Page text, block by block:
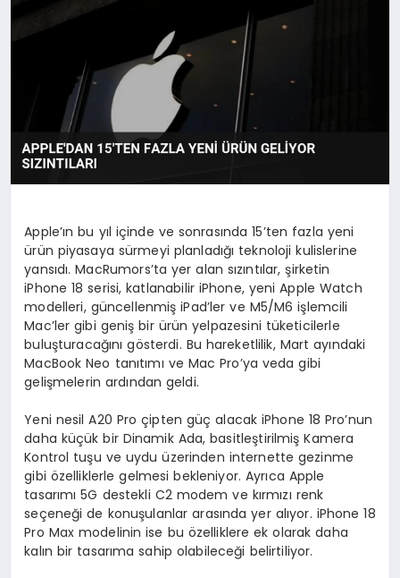
TEKNOLOJI
Apple’ın bu yıl içinde ve sonrasında 15’ten fazla yeni
ürün piyasaya sürmeyi planladığı teknoloji kulislerine
yansıdı. MacRumors’ta yer alan sızıntılar, şirketin
iPhone 18 serisi, katlanabilir iPhone, yeni Apple Watch
modelleri, güncellenmiş iPad’ler ve M5/M6 işlemcili
Mac’ler gibi geniş bir ürün yelpazesini tüketicilerle
buluşturacağını gösterdi. Bu hareketlilik, Mart ayındaki
MacBook Neo tanıtımı ve Mac Pro’ya veda gibi
gelişmelerin ardından geldi.
Yeni nesil A20 Pro çipten güç alacak iPhone 18 Pro’nun
daha küçük bir Dinamik Ada, basitleştirilmiş Kamera
Kontrol tuşu ve uydu üzerinden internette gezinme
gibi özelliklerle gelmesi bekleniyor. Ayrıca Apple
tasarımı 5G destekli C2 modem ve kırmızı renk
seçeneği de konuşulanlar arasında yer alıyor. iPhone 18
Pro Max modelinin ise bu özelliklere ek olarak daha
kalın bir tasarıma sahip olabileceği belirtiliyor.